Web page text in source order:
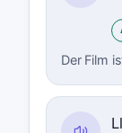
Der Film